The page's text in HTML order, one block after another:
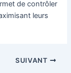
de contrôler
leurs
SUIVANT